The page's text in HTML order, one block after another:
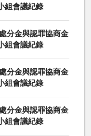
組會議紀錄
分金與認罪協商金
組會議紀錄
分金與認罪協商金
組會議紀錄
分金與認罪協商金
組會議紀錄